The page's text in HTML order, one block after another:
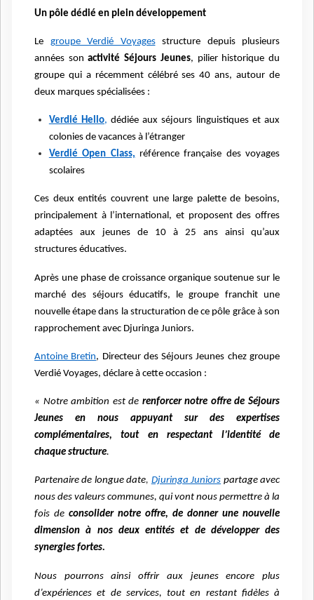
Un pôle dédié en plein développement
Le groupe Verdié Voyages
structure depuis plusieurs
années sonactivité Séjours Jeunes, pilier historique du
groupe qui a récemment célébré ses 40 ans, autour de
deux marques spécialisées :
Verdié Hello, dédiée aux séjours linguistiques et aux
colonies de vacances à l’étranger
Verdié Open Class, référence française des voyages
scolaires
Ces deux entités couvrent une large palette de besoins,
principalement à l’international, et proposent des offres
adaptées aux jeunes de 10 à 25 ans ainsi qu’aux
structures éducatives.
Après une phase de croissance organique soutenue sur le
marché des séjours éducatifs, le groupe franchit une
nouvelle étape dans la structuration de ce pôle grâce à son
rapprochement avec Djuringa Juniors.
Antoine Bretin, Directeur des Séjours Jeunes chez groupe
Verdié Voyages, déclare à cette occasion :
« Notre ambition est de renforcer notre offre de Séjours
Jeunes en nous appuyant sur des expertises
complémentaires, tout en respectant l’identité de
chaque structure.
Partenaire de longue date, Djuringa Juniors partage avec
nous des valeurs communes, qui vont nous permettre à la
fois de consolider notre offre, de donner une nouvelle
dimension à nos deux entités et de développer des
synergies fortes.
Nous pourrons ainsi offrir aux jeunes encore plus
d’expériences et de services, tout en restant fidèles à